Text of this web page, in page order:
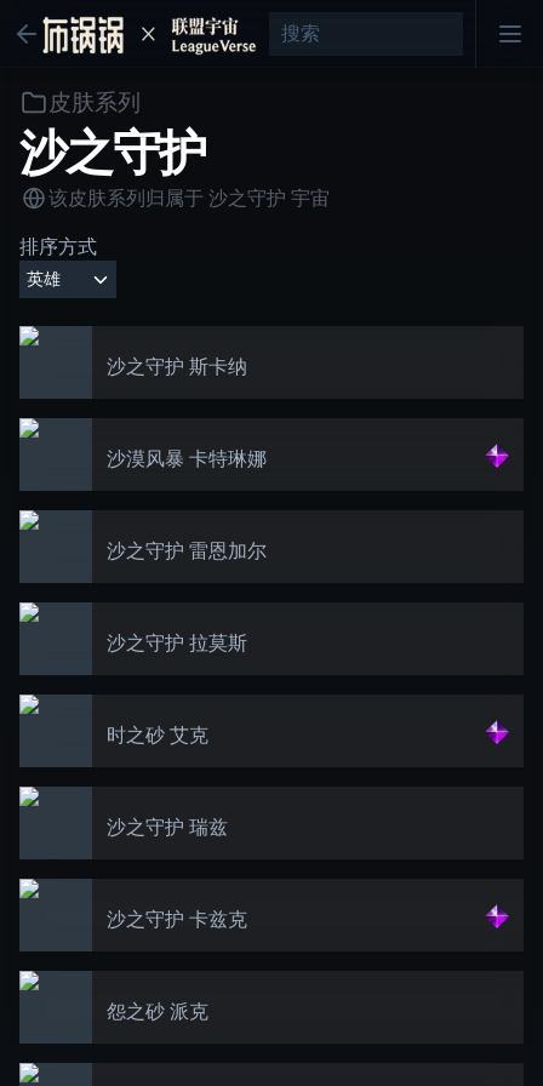
皮肤系列
沙之守护
该皮肤系列归属于 沙之守护 宇宙
排序方式
沙之守护 斯卡纳
沙漠风暴 卡特琳娜
沙之守护 雷恩加尔
沙之守护 拉莫斯
时之砂 艾克
沙之守护 瑞兹
沙之守护 卡兹克
怨之砂 派克